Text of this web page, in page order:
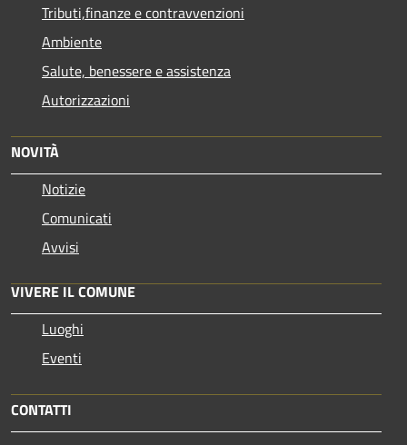
Tributi,finanze e contravvenzioni
Ambiente
Salute, benessere e assistenza
Autorizzazioni
NOVITÀ
Notizie
Comunicati
Avvisi
VIVERE IL COMUNE
Luoghi
Eventi
CONTATTI